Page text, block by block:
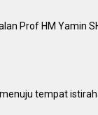
Prof HM Yamin
tempat